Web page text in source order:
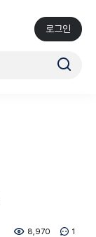
로그인
8,970 1